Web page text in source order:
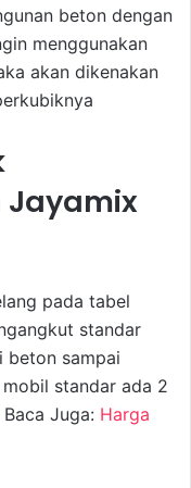
beton dengan
menggunakan
akan dikenakan
Jayamix
pada tabel
standar
beton sampai
standar ada 2
Juga: Harga